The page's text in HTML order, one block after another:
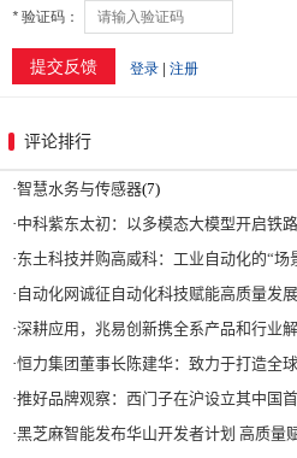
评论排行
·智慧水务与传感器(7)
·中科紫东太初：以多模态大模型开启铁
·东土科技并购高威科：工业自动化的“场
· 自动化网诚征自动化科技赋能高质量发
·深耕应用，兆易创新携全系产品和行业
·恒力集团董事长陈建华：致力于打造全球行业标杆，为国家的经济高质量
·推好品牌观察：西门子在沪设立其中国首
·黑芝麻智能发布华山开发者计划 高质量